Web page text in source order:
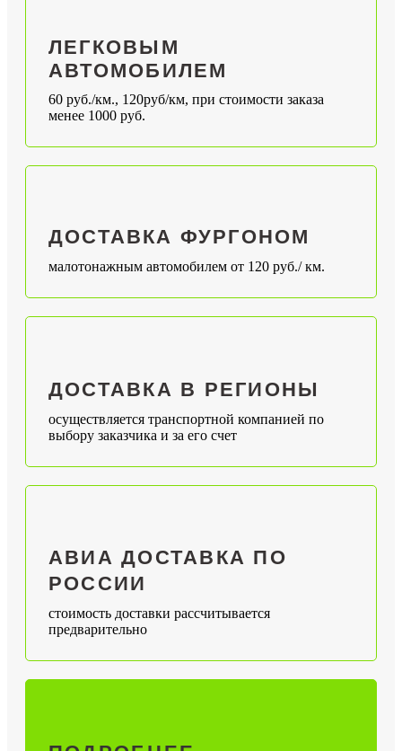
ЛЕГКОВЫМ
АВТОМОБИЛЕМ
60 руб./км., 120руб/км, при стоимости заказа
менее 1000 руб.
ДОСТАВКА ФУРГОНОМ
малотонажным автомобилем от 120 руб./ км.
ДОСТАВКА В РЕГИОНЫ
осуществляется транспортной компанией по
выбору заказчика и за его счет
АВИА ДОСТАВКА ПО
РОССИИ
стоимость доставки рассчитывается
предварительно